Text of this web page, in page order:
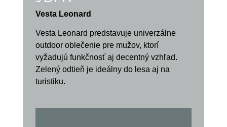
59,90€
Vesta Leonard
Vesta Leonard predstavuje univerzálne
outdoor oblečenie pre mužov, ktorí
vyžadujú funkčnosť aj decentný vzhľad.
Zelený odtieň je ideálny do lesa aj na
turistiku.